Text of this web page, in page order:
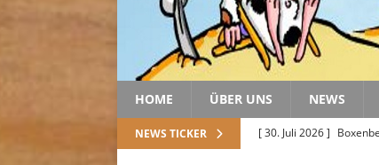
HOME ÜBER UNS NEWS
NEWS TICKER [ 30. Juli 2026 ]